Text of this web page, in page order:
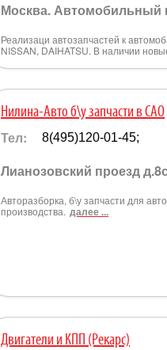
Москва. Автомобильный
Реализаци автозапчастей к
NISSAN, DAIHATSU. В наличии
Нилина-Авто б\у запчасти в САО
Тел: 8(495)120-01-45;
Лианозовский проезд
Авторазборка, б\у запчасти для
производства. далее ...
Двигатели и КПП (Рекарс)